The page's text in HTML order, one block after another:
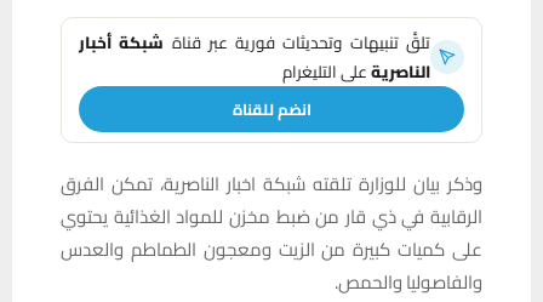
تلقَّ تنبيهات وتحديثات فورية عبر قناة شبكة أخبار
الناصريةعلى التليغرام
انضم للقناة
وذكر بيان للوزارة تلقته شبكة اخبار الناصرية، تمكن الفرق
الرقابية في ذي قار من ضبط مخزن للمواد الغذائية يحتوي
على كميات كبيرة من الزيت ومعجون الطماطم والعدس
والفاصوليا والحمص.